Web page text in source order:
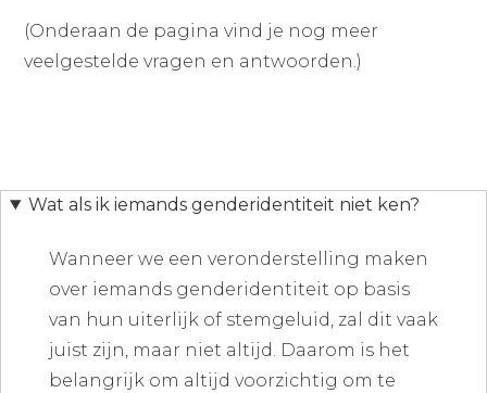
(Onderaan de pagina vind je nog meer
veelgestelde vragen en antwoorden.)
Wat als ik iemands genderidentiteit niet ken?
Wanneer we een veronderstelling maken
over iemands genderidentiteit op basis
van hun uiterlijk of stemgeluid, zal dit vaak
juist zijn, maar niet altijd. Daarom is het
belangrijk om altijd voorzichtig om te